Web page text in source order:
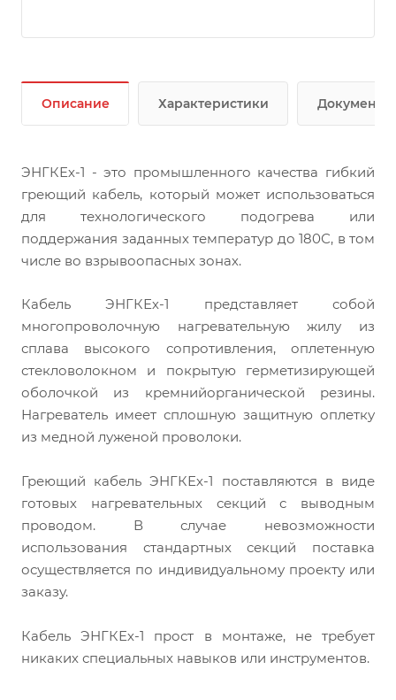
Описание Характеристики Документы
ЭНГКЕх-1 - это промышленного качества гибкий
греющий кабель, который может использоваться
для технологического подогрева или
поддержания заданных температур до 180С, в том
числе во взрывоопасных зонах.
Кабель ЭНГКЕх-1 представляет собой
многопроволочную нагревательную жилу из
сплава высокого сопротивления, оплетенную
стекловолокном и покрытую герметизирующей
оболочкой из кремнийорганической резины.
Нагреватель имеет сплошную защитную оплетку
из медной луженой проволоки.
Греющий кабель ЭНГКЕх-1 поставляются в виде
готовых нагревательных секций с выводным
проводом. В случае невозможности
использования стандартных секций поставка
осуществляется по индивидуальному проекту или
заказу.
Кабель ЭНГКЕх-1 прост в монтаже, не требует
никаких специальных навыков или инструментов.